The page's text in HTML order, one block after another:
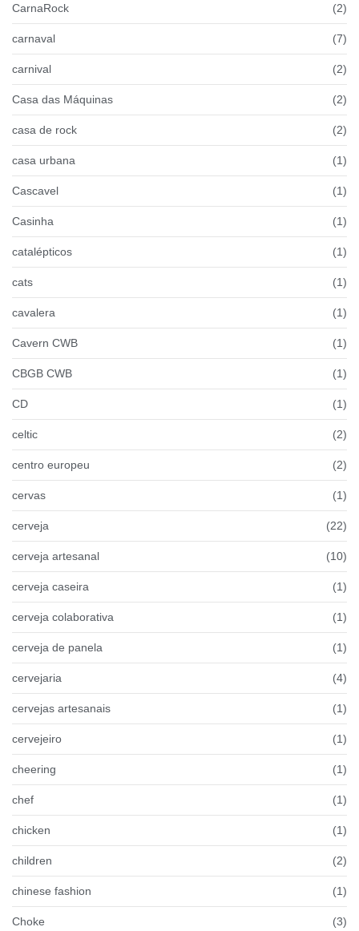
CarnaRock (2)
carnaval (7)
carnival (2)
Casa das Máquinas (2)
casa de rock (2)
casa urbana (1)
Cascavel (1)
Casinha (1)
catalépticos (1)
cats (1)
cavalera (1)
Cavern CWB (1)
CBGB CWB (1)
CD (1)
celtic (2)
centro europeu (2)
cervas (1)
cerveja (22)
cerveja artesanal (10)
cerveja caseira (1)
cerveja colaborativa (1)
cerveja de panela (1)
cervejaria (4)
cervejas artesanais (1)
cervejeiro (1)
cheering (1)
chef (1)
chicken (1)
children (2)
chinese fashion (1)
Choke (3)